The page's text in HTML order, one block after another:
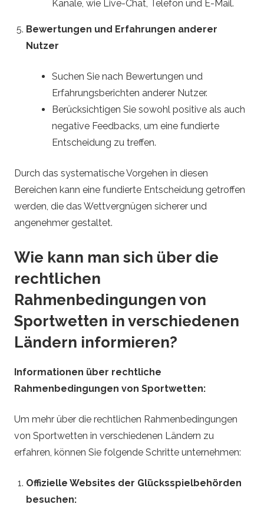
Kanäle, wie Live-Chat, Telefon und E-Mail.
Bewertungen und Erfahrungen anderer
Nutzer
Suchen Sie nach Bewertungen und
Erfahrungsberichten anderer Nutzer.
Berücksichtigen Sie sowohl positive als auch
negative Feedbacks, um eine fundierte
Entscheidung zu treffen.
Durch das systematische Vorgehen in diesen
Bereichen kann eine fundierte Entscheidung getroffen
werden, die das Wettvergnügen sicherer und
angenehmer gestaltet.
Wie kann man sich über die
rechtlichen
Rahmenbedingungen von
Sportwetten in verschiedenen
Ländern informieren?
Informationen über rechtliche
Rahmenbedingungen von Sportwetten:
Um mehr über die rechtlichen Rahmenbedingungen
von Sportwetten in verschiedenen Ländern zu
erfahren, können Sie folgende Schritte unternehmen:
Offizielle Websites der Glücksspielbehörden
besuchen: